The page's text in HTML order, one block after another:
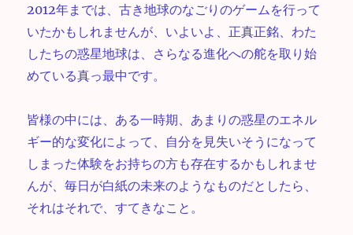
2012年までは、古き地球のなごりのゲームを行って
いたかもしれませんが、いよいよ、正真正銘、わた
したちの惑星地球は、さらなる進化への舵を取り始
めている真っ最中です。
皆様の中には、ある一時期、あまりの惑星のエネル
ギー的な変化によって、自分を見失いそうになって
しまった体験をお持ちの方も存在するかもしれませ
んが、毎日が白紙の未来のようなものだとしたら、
それはそれで、すてきなこと。